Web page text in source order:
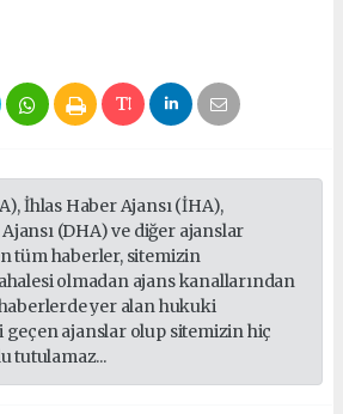
İhlas Haber Ajansı (İHA),
(DHA) ve diğer ajanslar
tüm haberler, sitemizin
olmadan ajans kanallarından
yer alan hukuki
ajanslar olup sitemizin hiç
tutulamaz...